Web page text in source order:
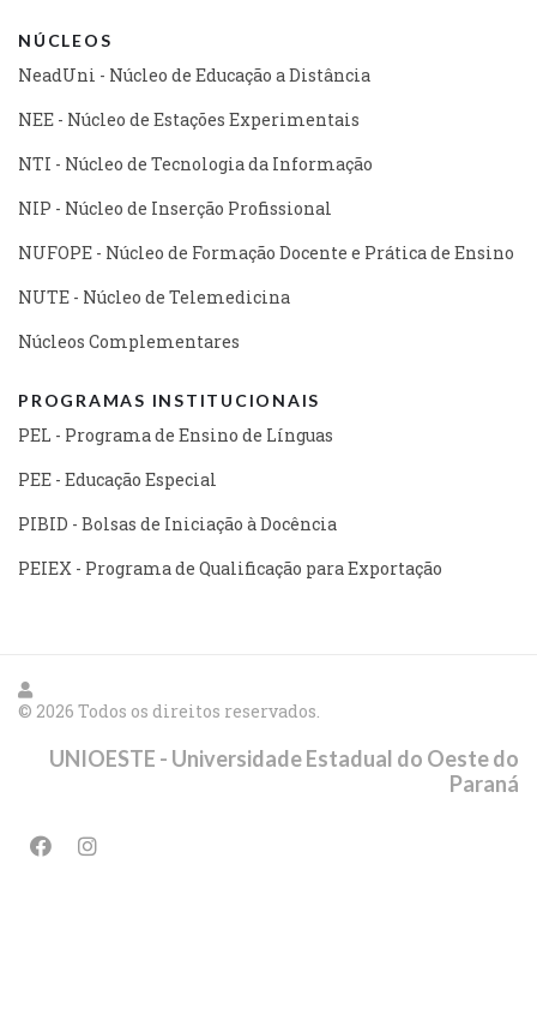
NÚCLEOS
NeadUni - Núcleo de Educação a Distância
NEE - Núcleo de Estações Experimentais
NTI - Núcleo de Tecnologia da Informação
NIP - Núcleo de Inserção Profissional
NUFOPE - Núcleo de Formação Docente e Prática de Ensino
NUTE - Núcleo de Telemedicina
Núcleos Complementares
PROGRAMAS INSTITUCIONAIS
PEL - Programa de Ensino de Línguas
PEE - Educação Especial
PIBID - Bolsas de Iniciação à Docência
PEIEX - Programa de Qualificação para Exportação
© 2026 Todos os direitos reservados.
UNIOESTE - Universidade Estadual do Oeste do
Paraná